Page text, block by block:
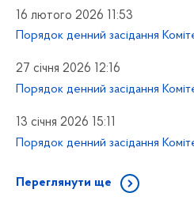
16 лютого 2026 11:53
Порядок денний засідання
27 січня 2026 12:16
Порядок денний засідання
13 січня 2026 15:11
Порядок денний засідання
Переглянути ще